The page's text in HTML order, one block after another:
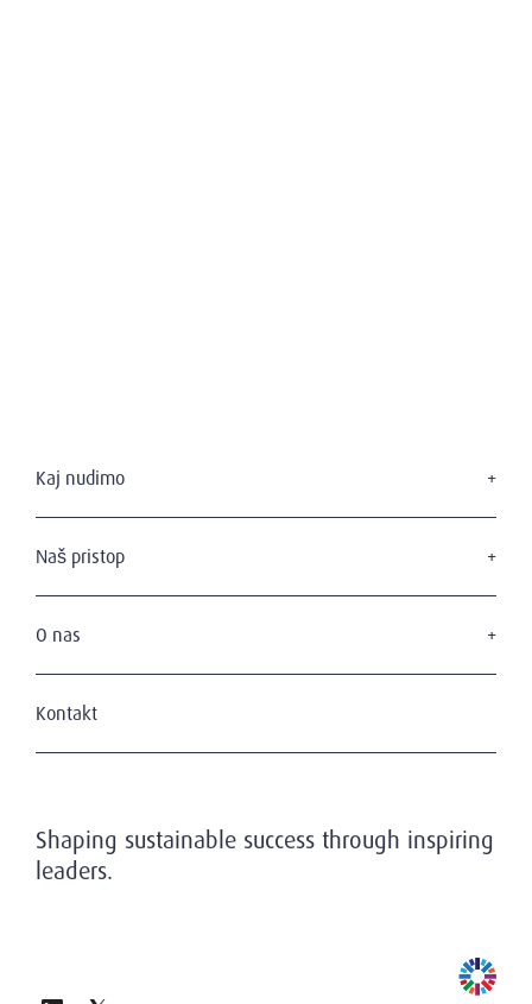
Kaj nudimo
Svetovanje organom upravljanja
Naš pristop
Naši naročniki
O nas
Naša ekipa
Kontakt
Shaping sustainable success through inspiring
leaders.